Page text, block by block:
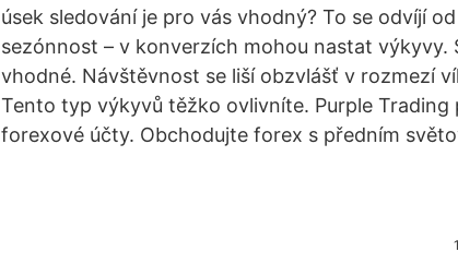
úsek sledování je pro vás vhodný? To se odvíjí
sezónnost – v konverzích mohou nastat
vhodné. Návštěvnost se liší obzvlášť v rozmezí
Tento typ výkyvů těžko ovlivníte. Purple Trading
forexové účty. Obchodujte forex s předním